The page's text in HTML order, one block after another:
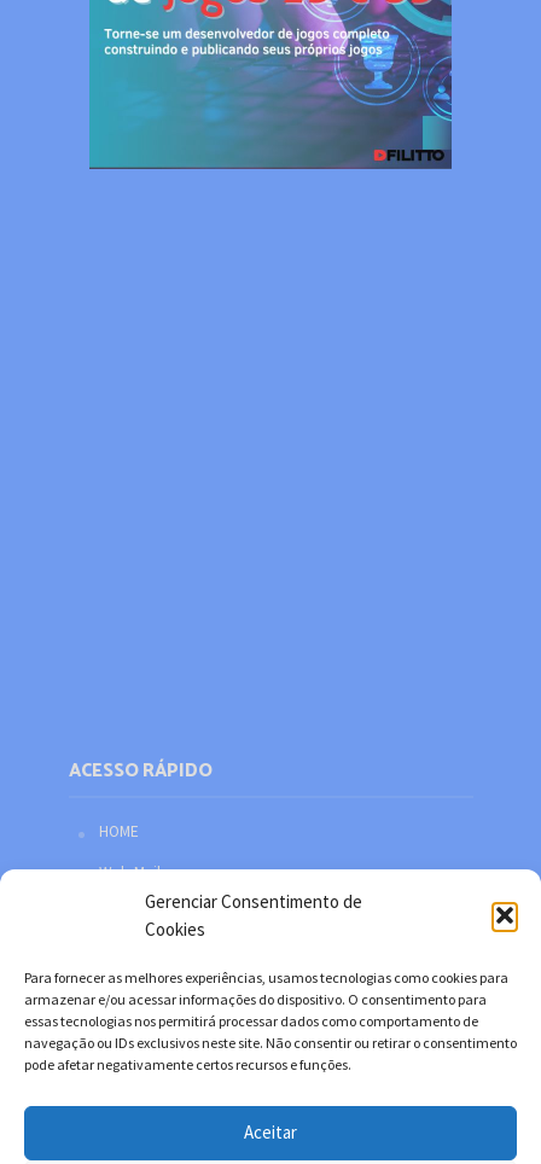
Gerenciar Consentimento de
Cookies
Para fornecer as melhores experiências, usamos tecnologias como cookies para
armazenar e/ou acessar informações do dispositivo. O consentimento para
essas tecnologias nos permitirá processar dados como comportamento de
navegação ou IDs exclusivos neste site. Não consentir ou retirar o consentimento
pode afetar negativamente certos recursos e funções.
Aceitar
ACESSO RÁPIDO
HOME
Web Mail
Política de privacidade
Facebook
Twitter
YouTube
Instagram